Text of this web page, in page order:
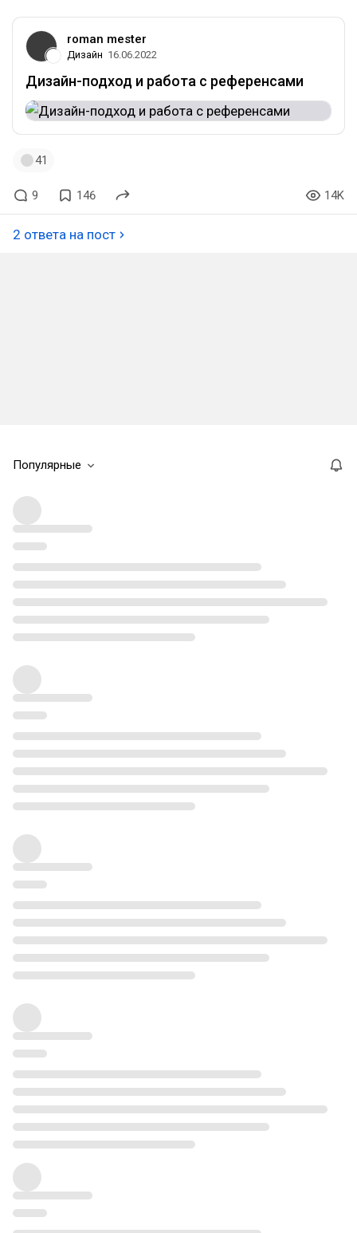
roman mester
Дизайн 16.06.2022
Дизайн-подход и работа с референсами
41
9 146 14K
2 ответа на пост
Популярные